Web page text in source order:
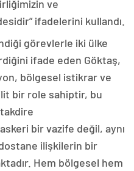
ve
ifadelerini kullandı.
görevlerle iki ülke
ifade eden Göktaş,
bölgesel istikrar ve
bir role sahiptir, bu
bir vazife değil, aynı
ilişkilerin bir
Hem bölgesel hem